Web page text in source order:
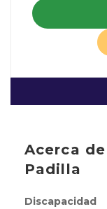
Acerca
Padilla
Discapacidad